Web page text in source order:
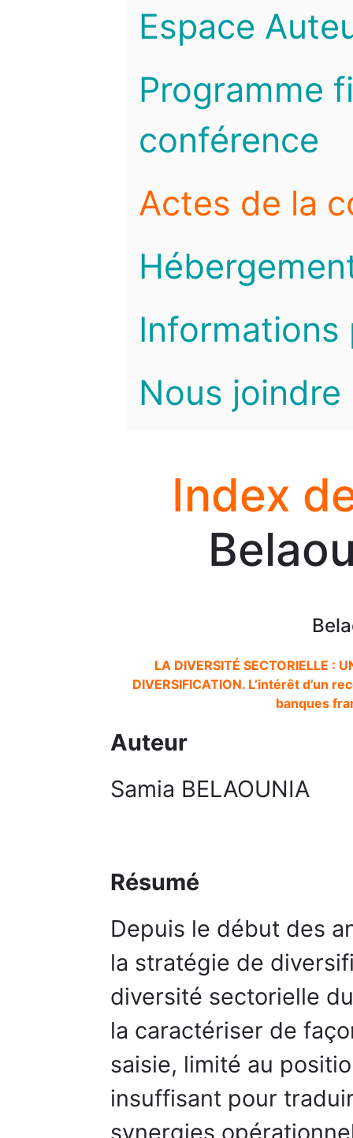
Espace
Programme
conférence
Actes de la
Informations
Nous joindre
Index
LA DIVERSITÉ SECTORIELLE :
DIVERSIFICATION. L’intérêt d’un
banques
Auteur
Samia BELAOUNIA
Résumé
Depuis le début des
la stratégie de
diversité sectorielle
la caractériser de
saisie, limité au
insuffisant pour
synergies